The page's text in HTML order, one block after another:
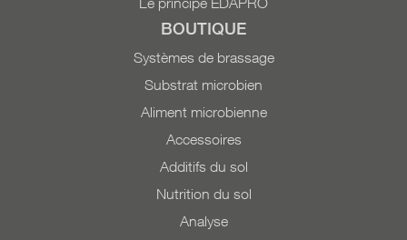
BOUTIQUE
Systèmes de brassage
Substrat microbien
Aliment microbienne
Accessoires
Additifs du sol
Nutrition du sol
Analyse